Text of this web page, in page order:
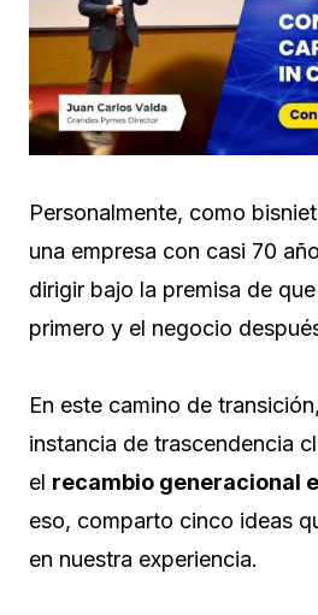
Personalmente, como
una empresa con casi 70
dirigir bajo la premisa de
primero y el negocio
En este camino de
instancia de trascendencia
el recambio generacional
eso, comparto cinco ideas
en nuestra experiencia.